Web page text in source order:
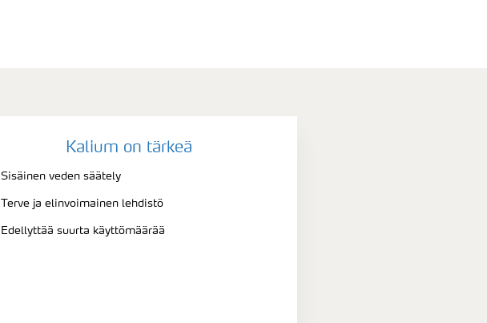
Kalium on tärkeä
Sisäinen veden säätely
Terve ja elinvoimainen lehdistö
Edellyttää suurta käyttömäärää